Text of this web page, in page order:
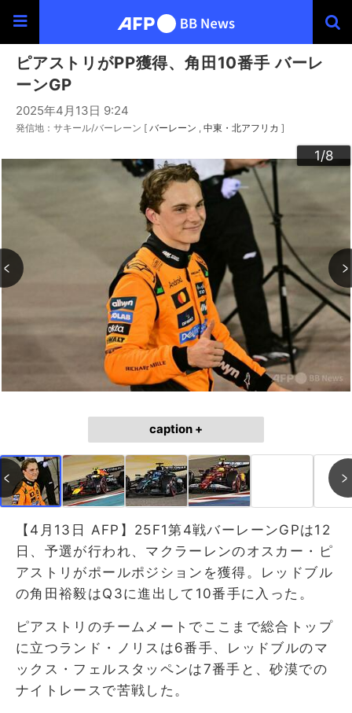
ピアストリがPP獲得、角田10番手 バーレ
ーンGP
2025年4月13日 9:24
発信地：サキール/バーレーン [ バーレーン 中東・北アフリカ ]
1/8
2/8
3/8
4/8
5/8
6/8
7/8
8/8
caption +
【4月13日 AFP】25F1第4戦バーレーンGPは12
日、予選が行われ、マクラーレンのオスカー・ピ
アストリがポールポジションを獲得。レッドブル
の角田裕毅はQ3に進出して10番手に入った。
ピアストリのチームメートでここまで総合トップ
に立つランド・ノリスは6番手、レッドブルのマ
ックス・フェルスタッペンは7番手と、砂漠での
ナイトレースで苦戦した。